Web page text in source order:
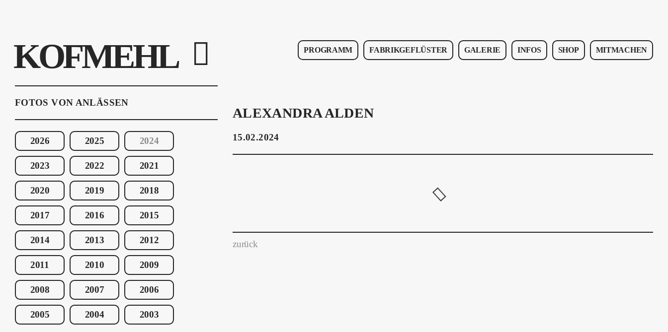
KOFMEHL PROGRAMM FABRIKGEFLÜSTER GALERIE INFOS SHOP MITMACHEN
ALEXANDRA ALDEN
15.02.2024
zurück
FOTOS VON ANLÄSSEN
2026 2025 2024
2023 2022 2021
2020 2019 2018
2017 2016 2015
2014 2013 2012
2011 2010 2009
2008 2007 2006
2005 2004 2003